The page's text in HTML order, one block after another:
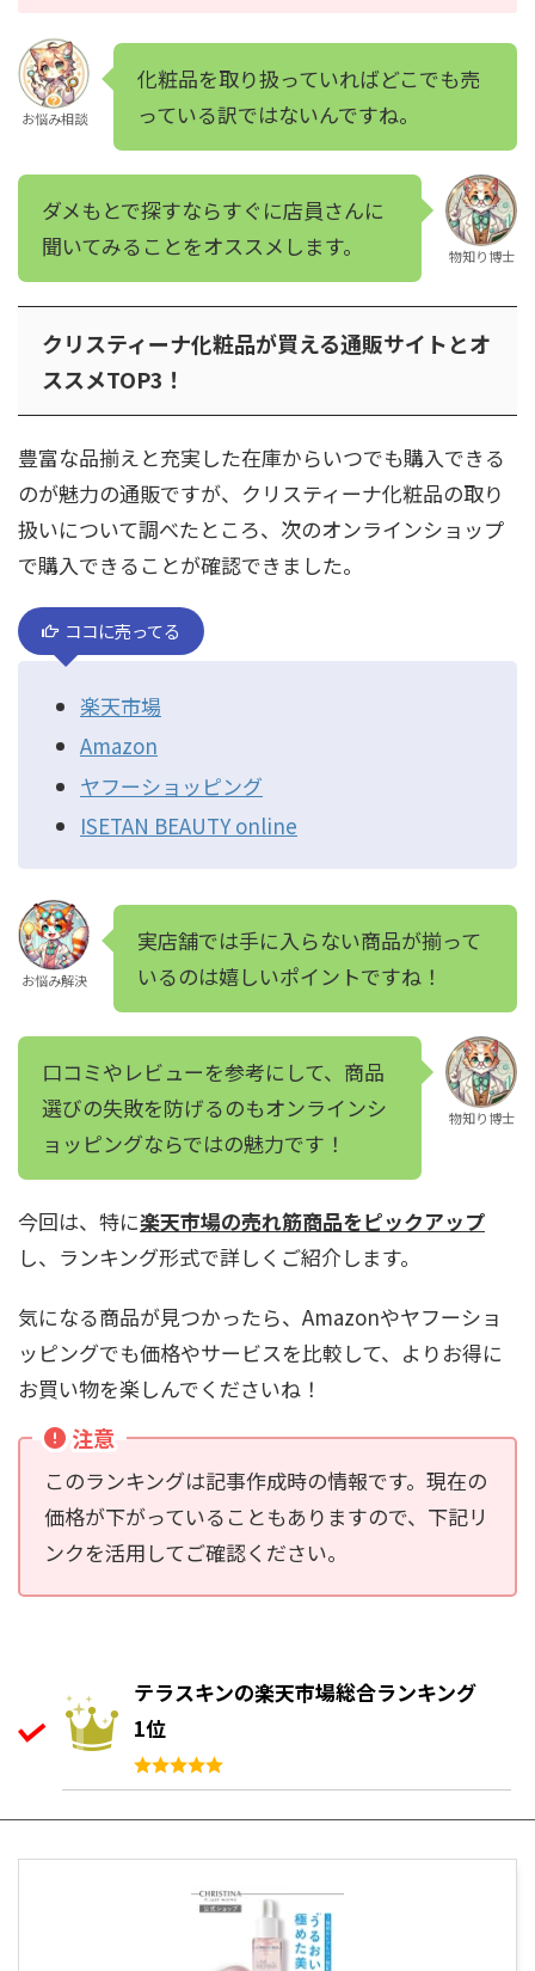
お悩み相談
化粧品を取り扱っていればどこでも売
っている訳ではないんですね。
ダメもとで探すならすぐに店員さんに
聞いてみることをオススメします。
物知り博士
クリスティーナ化粧品が買える通販サイトとオ
ススメTOP3！
豊富な品揃えと充実した在庫からいつでも購入できる
のが魅力の通販ですが、クリスティーナ化粧品の取り
扱いについて調べたところ、次のオンラインショップ
で購入できることが確認できました。
ココに売ってる
楽天市場
Amazon
ヤフーショッピング
ISETAN BEAUTY online
お悩み解決
実店舗では手に入らない商品が揃って
いるのは嬉しいポイントですね！
口コミやレビューを参考にして、商品
選びの失敗を防げるのもオンラインシ
ョッピングならではの魅力です！
物知り博士
今回は、特に楽天市場の売れ筋商品をピックアップ
し、ランキング形式で詳しくご紹介します。
気になる商品が見つかったら、Amazonやヤフーショ
ッピングでも価格やサービスを比較して、よりお得に
お買い物を楽しんでくださいね！
注意
このランキングは記事作成時の情報です。現在の
価格が下がっていることもありますので、下記リ
ンクを活用してご確認ください。
テラスキンの楽天市場総合ランキング
1位